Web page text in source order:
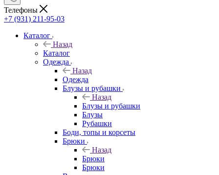
Телефоны
+7 (931) 211-95-03
Каталог
Назад
Каталог
Одежда
Назад
Одежда
Блузы и рубашки
Назад
Блузы и рубашки
Блузы
Рубашки
Боди, топы и корсеты
Брюки
Назад
Брюки
Брюки